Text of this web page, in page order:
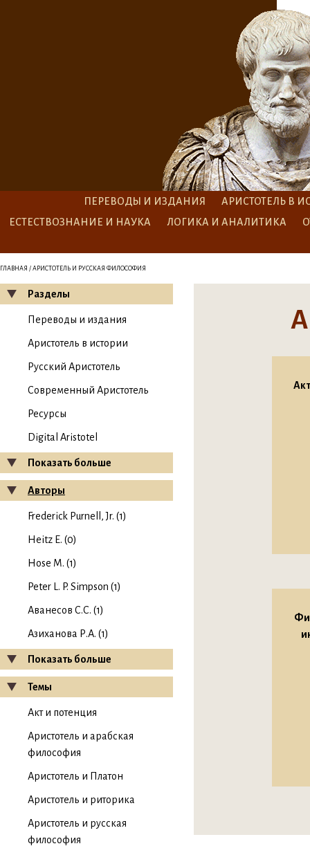
ПЕРЕВОДЫ И ИЗДАНИЯ
АРИСТОТЕЛЬ В
ЕСТЕСТВОЗНАНИЕ И НАУКА
ЛОГИКА И АНАЛИТИКА
ГЛАВНАЯ / АРИСТОТЕЛЬ И РУССКАЯ ФИЛОСОФИЯ
Разделы
Переводы и издания
Аристотель в истории
Русский Аристотель
Современный Аристотель
Ресурсы
Digital Aristotel
Показать больше
Авторы
Frederick Purnell, Jr. (1)
Heitz E. (0)
Hose M. (1)
Peter L. P. Simpson (1)
Аванесов С.С. (1)
Азиханова Р.А. (1)
Показать больше
Темы
Акт и потенция
Аристотель и арабская
философия
Аристотель и Платон
Аристотель и риторика
Аристотель и русская
философия